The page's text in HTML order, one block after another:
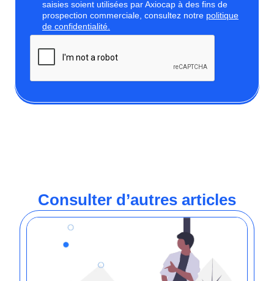
saisies soient utilisées par Axiocap à des fins de
prospection commerciale, consultez notre politique
de confidentialité.
Consulter d’autres articles